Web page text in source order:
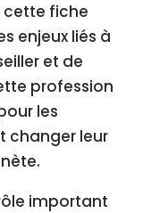
cette fiche
enjeux liés à
et de
profession
les
changer leur
important